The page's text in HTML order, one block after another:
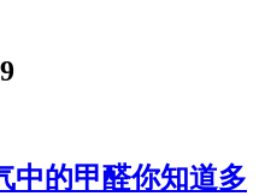
中的甲醛你知道多